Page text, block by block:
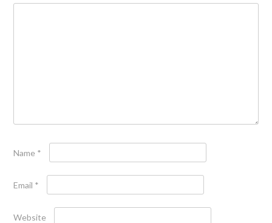
Name *
Email *
Website